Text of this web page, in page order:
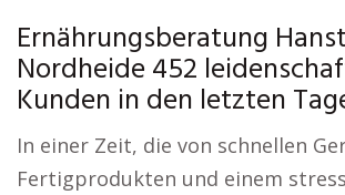
Ernährungsberatung
Nordheide 452
Kunden in den letzten
In einer Zeit, die von schnellen
Fertigprodukten und einem